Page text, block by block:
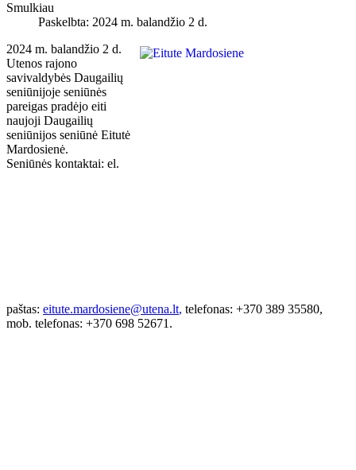
Smulkiau
Paskelbta: 2024 m. balandžio 2 d.
2024 m. balandžio 2 d.
Utenos rajono
savivaldybės Daugailių
seniūnijoje seniūnės
pareigas pradėjo eiti
naujoji Daugailių
seniūnijos seniūnė Eitutė
Mardosienė.
Seniūnės kontaktai: el.
paštas: eitute.mardosiene@utena.lt, telefonas: +370 389 35580,
mob. telefonas: +370 698 52671.